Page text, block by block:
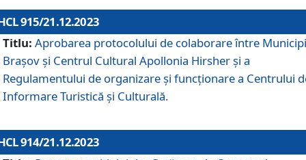
915/21.12.2023
Titlu: Aprobarea protocolului de colaborare între
Brașov și Centrul Cultural Apollonia Hirsher și a
Regulamentului de organizare și funcționare a Centrului
Informare Turistică și Culturală.
914/21.12.2023